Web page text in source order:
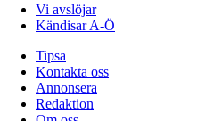
Vi avslöjar
Kändisar A-Ö
Tipsa
Kontakta oss
Annonsera
Redaktion